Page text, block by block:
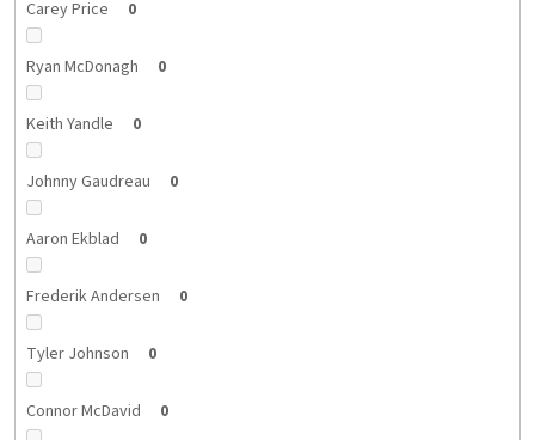
Carey Price 0
Ryan McDonagh 0
Keith Yandle 0
Johnny Gaudreau 0
Aaron Ekblad 0
Frederik Andersen 0
Tyler Johnson 0
Connor McDavid 0